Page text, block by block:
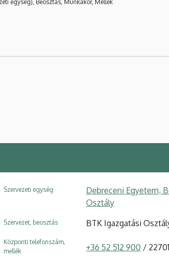
egység), Beosztás, Munkakör, Mellék
Szervezeti egység
Debreceni Egyetem,
Osztály
Szervezet, beosztás BTK Igazgatási
Központi telefonszám,
mellék
+36 52 512 900 / 22701